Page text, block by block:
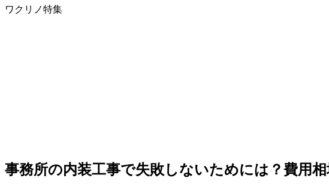
ワクリノ特集
事務所の内装工事で失敗しないためには？費用